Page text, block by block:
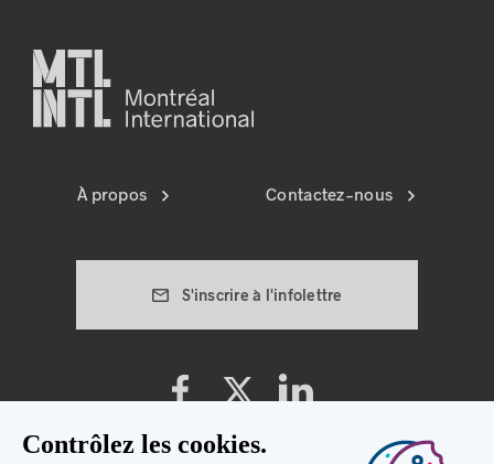
S'inscrire à l'infolettre
À propos Contactez-nous